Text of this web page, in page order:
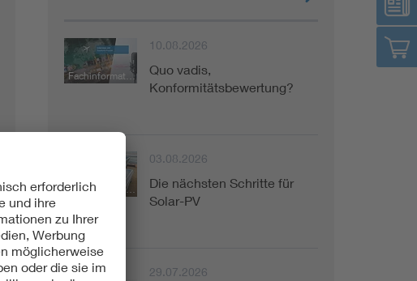
Fachinformation
10.08.2026
Quo vadis,
Konformitätsbewertung?
Fachinformation
03.08.2026
Die nächsten Schritte für
Solar-PV
29.07.2026